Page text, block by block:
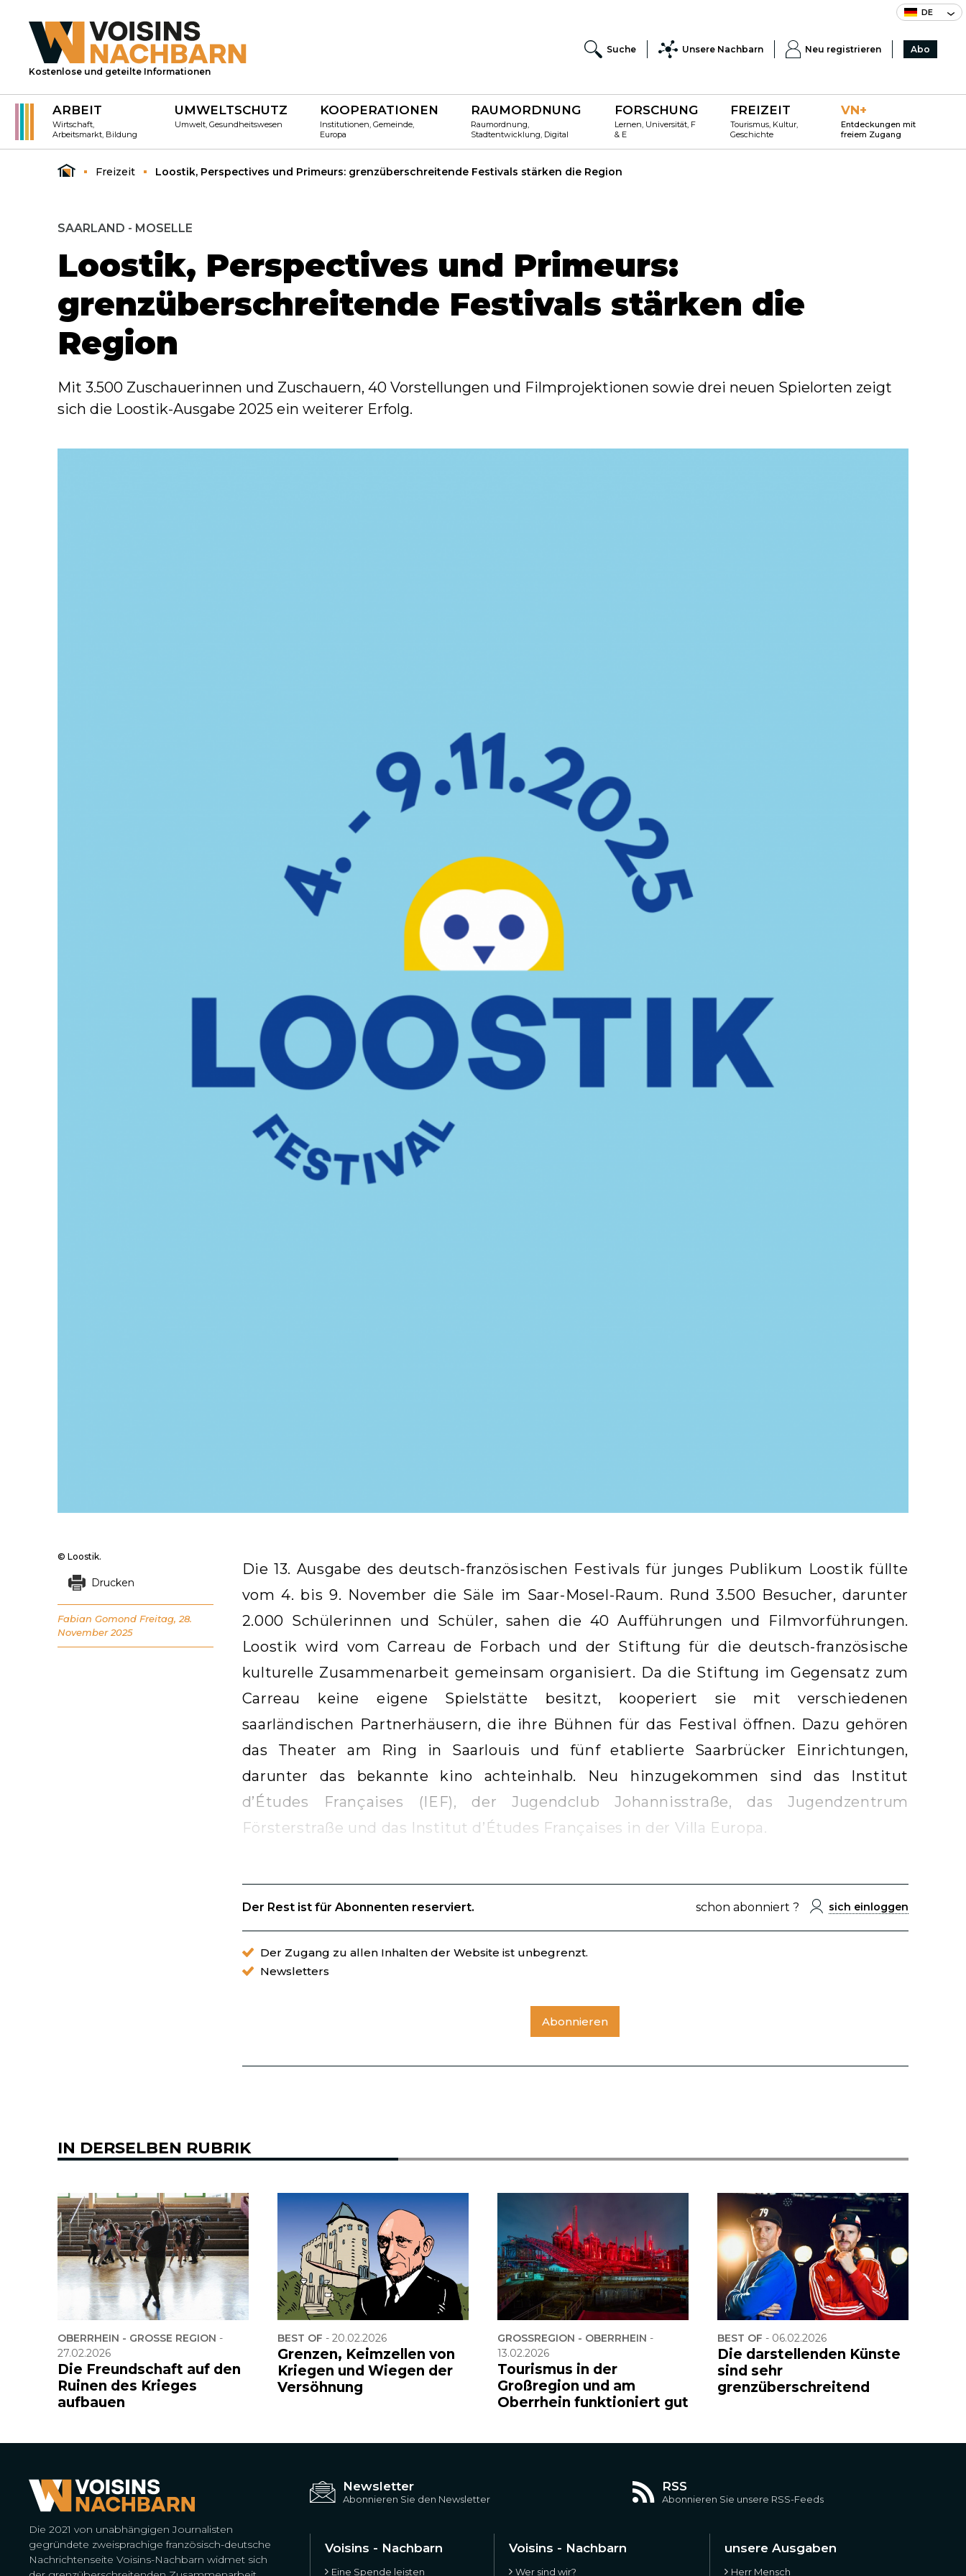
DE
Kostenlose und geteilte Informationen
Suche Unsere Nachbarn Neu registrieren Abo
ARBEIT
Wirtschaft,
Arbeitsmarkt, Bildung
UMWELTSCHUTZ
Umwelt, Gesundheitswesen
KOOPERATIONEN
Institutionen, Gemeinde,
Europa
RAUMORDNUNG
Raumordnung,
Stadtentwicklung, Digital
FORSCHUNG
Lernen, Universität, F
& E
FREIZEIT
Tourismus, Kultur,
Geschichte
VN+
Entdeckungen mit
freiem Zugang
Freizeit Loostik, Perspectives und Primeurs: grenzüberschreitende Festivals stärken die Region
SAARLAND - MOSELLE
Loostik, Perspectives und Primeurs:
grenzüberschreitende Festivals stärken die
Region
Mit 3.500 Zuschauerinnen und Zuschauern, 40 Vorstellungen und Filmprojektionen sowie drei neuen Spielorten zeigt
sich die Loostik-Ausgabe 2025 ein weiterer Erfolg.
Die 13. Ausgabe des deutsch-französischen Festivals für junges Publikum Loostik füllte
vom 4. bis 9. November die Säle im Saar-Mosel-Raum. Rund 3.500 Besucher, darunter
2.000 Schülerinnen und Schüler, sahen die 40 Aufführungen und Filmvorführungen.
Loostik wird vom Carreau de Forbach und der Stiftung für die deutsch-französische
kulturelle Zusammenarbeit gemeinsam organisiert. Da die Stiftung im Gegensatz zum
Carreau keine eigene Spielstätte besitzt, kooperiert sie mit verschiedenen
saarländischen Partnerhäusern, die ihre Bühnen für das Festival öffnen. Dazu gehören
das Theater am Ring in Saarlouis und fünf etablierte Saarbrücker Einrichtungen,
darunter das bekannte kino achteinhalb. Neu hinzugekommen sind das Institut
d’Études Françaises (IEF), der Jugendclub Johannisstraße, das Jugendzentrum
Försterstraße und das Institut d’Études Françaises in der Villa Europa.
Der Rest ist für Abonnenten reserviert. schon abonniert ? sich einloggen
Der Zugang zu allen Inhalten der Website ist unbegrenzt.
Newsletters
Abonnieren
© Loostik.
Drucken
Fabian Gomond Freitag, 28.
November 2025
IN DERSELBEN RUBRIK
OBERRHEIN - GROSSE REGION -
27.02.2026
Die Freundschaft auf den
Ruinen des Krieges
aufbauen
BEST OF - 20.02.2026
Grenzen, Keimzellen von
Kriegen und Wiegen der
Versöhnung
GROSSREGION - OBERRHEIN
-
13.02.2026
Tourismus in der
Großregion und am
Oberrhein funktioniert gut
BEST OF - 06.02.2026
Die darstellenden Künste
sind sehr
grenzüberschreitend
Die 2021 von unabhängigen Journalisten
gegründete zweisprachige französisch-deutsche
Nachrichtenseite Voisins-Nachbarn widmet sich
Newsletter
Abonnieren Sie den Newsletter
RSS
Abonnieren Sie unsere RSS-Feeds
Voisins - Nachbarn
Eine Spende leisten
Voisins - Nachbarn
Wer sind wir?
unsere Ausgaben
Herr Mensch